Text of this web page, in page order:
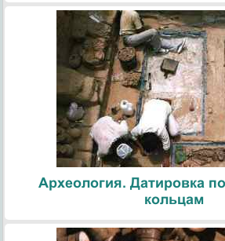
Археология. Датировка
кольцам